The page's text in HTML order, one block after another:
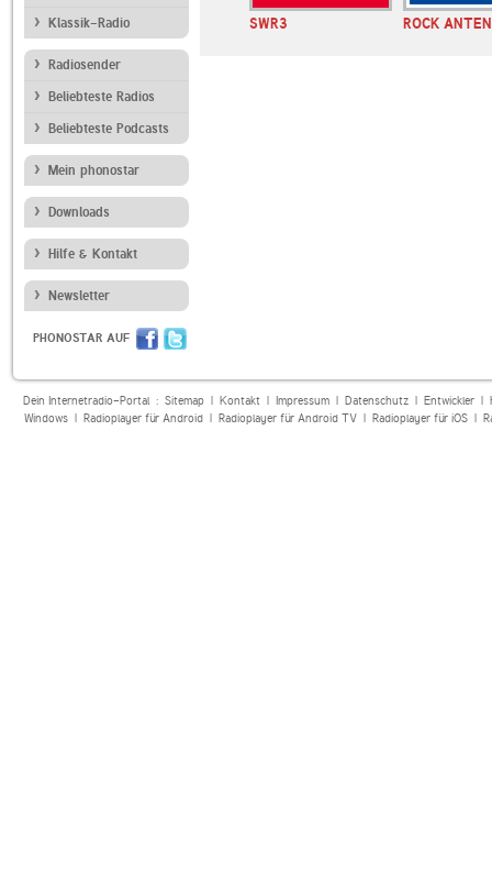
Klassik-Radio
Radiosender
Beliebteste Radios
Beliebteste Podcasts
Mein phonostar
Downloads
Hilfe & Kontakt
Newsletter
PHONOSTAR AUF
ORF Radio Salzburg SWR3 ROCK
Dein Internetradio-Portal : Sitemap| Kontakt| Impressum| Datenschutz| Entwickler|
Windows| Radioplayer für Android| Radioplayer für Android TV| Radioplayer für iOS|